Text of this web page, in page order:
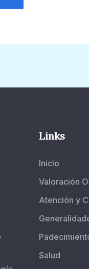
Links
Inicio
Valoración
Atención y
Salud